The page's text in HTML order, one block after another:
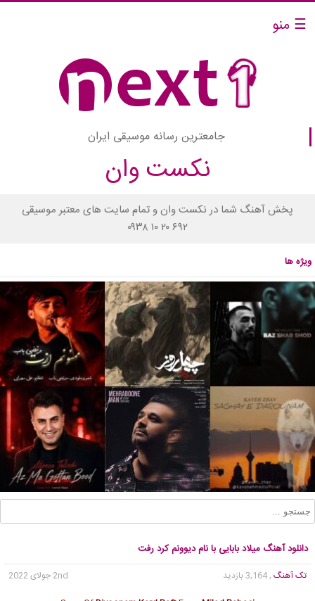
☰ منو
جامعترین رسانه موسیقی ایران
نکست وان
پخش آهنگ شما در نکست وان و تمام سایت های معتبر موسیقی
۰۹۳۸ ۱۰ ۲۰ ۶۹۲
ویژه ها
دانلود آهنگ میلاد بابایی با نام دیوونم کرد رفت
تک آهنگ , 3,164 بازدید
2nd جولای 2022